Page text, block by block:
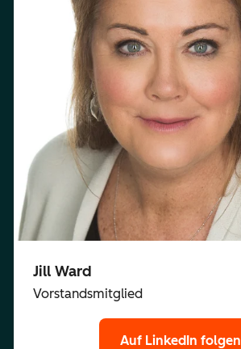
Jill Ward
Vorstandsmitglied
Auf LinkedIn folgen